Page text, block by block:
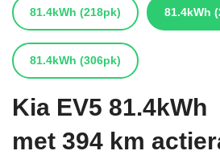
81.4kWh (218pk) 81.4kWh
81.4kWh (306pk)
Kia EV5 81.4kWh
met 394 km